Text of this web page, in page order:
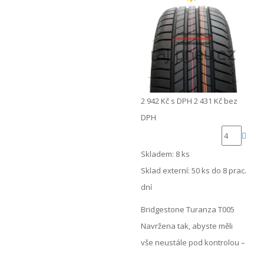
2 942 Kč s DPH 2 431 Kč bez
DPH
Skladem: 8 ks
Sklad externí: 50 ks do 8 prac.
dní
Bridgestone Turanza T005
Navržena tak, abyste měli
vše neustále pod kontrolou –